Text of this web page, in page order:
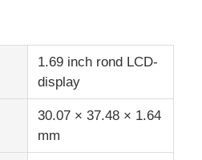
1.69 inch rond LCD-
display
30.07 × 37.48 × 1.64
mm